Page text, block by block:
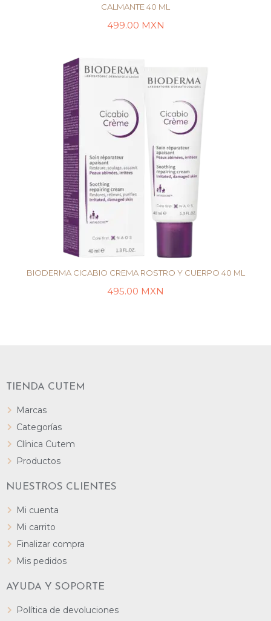
CALMANTE 40 ML
499.00 MXN
BIODERMA CICABIO CREMA ROSTRO Y CUERPO 40 ML
495.00 MXN
TIENDA CUTEM
Marcas
Categorías
Clínica Cutem
Productos
NUESTROS CLIENTES
Mi cuenta
Mi carrito
Finalizar compra
Mis pedidos
AYUDA Y SOPORTE
Política de devoluciones